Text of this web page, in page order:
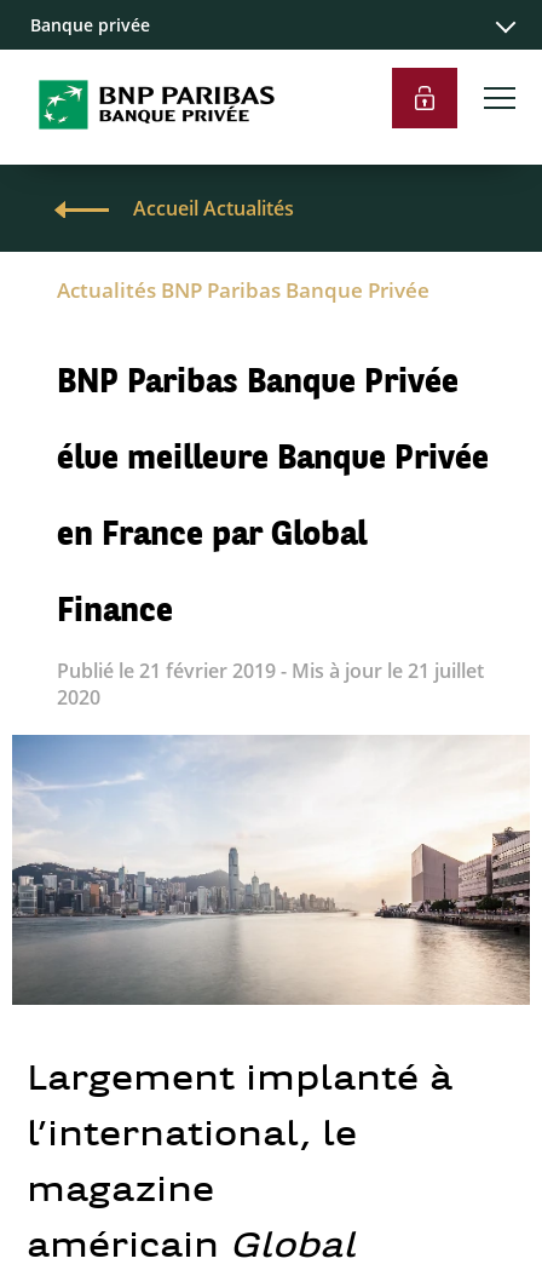
Banque privée
Accueil Actualités
Actualités BNP Paribas Banque Privée
BNP Paribas Banque Privée
élue meilleure Banque Privée
en France par Global
Finance
Publié le 21 février 2019 - Mis à jour le 21 juillet
2020
Largement implanté à
l’international, le
magazine
américain Global